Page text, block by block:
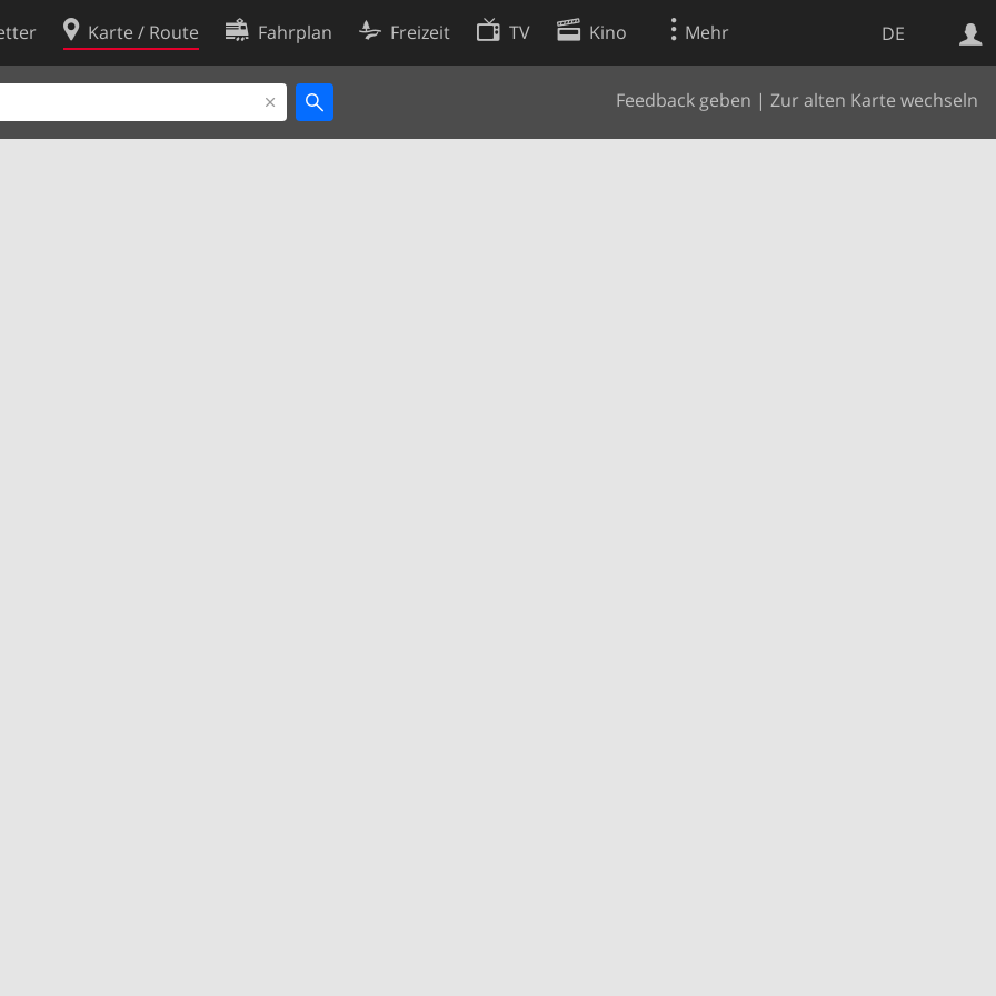
DE
Karte / Route Fahrplan Freizeit TV Kino Mehr
Feedback geben | Zur alten Karte wechseln
Websuche
Cookie-Richtlinie
Cookie-Einstellungen